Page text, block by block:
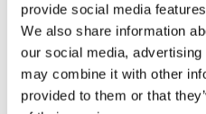
provide social media
We also share information
our social media,
may combine it with other
provided to them or that
sentiment vandaan
bereik is. Hierdoor
een passende reactie
woordvoerder